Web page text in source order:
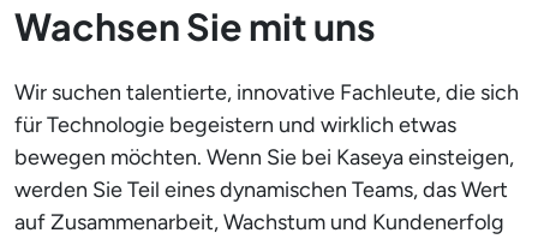
Wachsen Sie mit uns
Wir suchen talentierte, innovative Fachleute, die sich
für Technologie begeistern und wirklich etwas
bewegen möchten. Wenn Sie bei Kaseya einsteigen,
werden Sie Teil eines dynamischen Teams, das Wert
auf Zusammenarbeit, Wachstum und Kundenerfolg